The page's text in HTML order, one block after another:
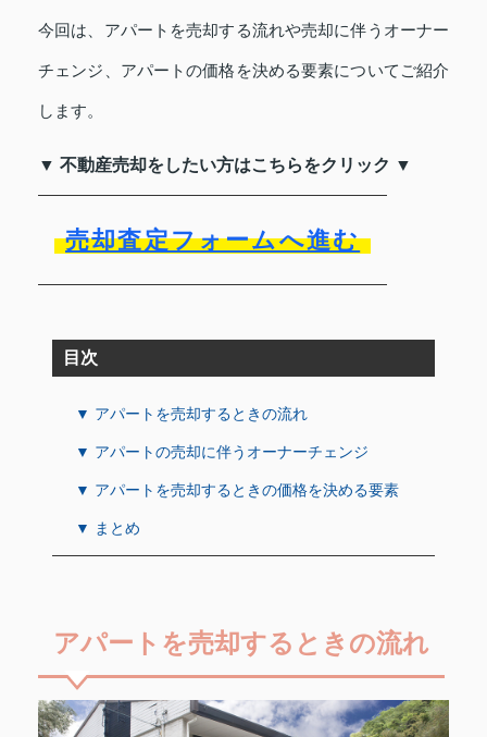
今回は、アパートを売却する流れや売却に伴うオーナー
チェンジ、アパートの価格を決める要素についてご紹介
します。
▼ 不動産売却をしたい方はこちらをクリック ▼
売却査定フォームへ進む
目次
▼ アパートを売却するときの流れ
▼ アパートの売却に伴うオーナーチェンジ
▼ アパートを売却するときの価格を決める要素
▼ まとめ
アパートを売却するときの流れ